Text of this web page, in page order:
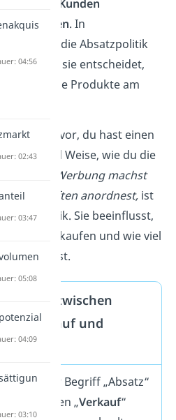
Kunden
. In
ist die Absatzpolitik
weil sie entscheidet,
die Produkte am
Stell dir vor, du hast einen
Die Art und Weise, wie du die
Werbung machst
Zeitschriften anordnest,ist
Absatzpolitik. Sie beeinflusst,
Kunden kaufen und wie viel
du machst.
zwischen
Verkauf und
wird der Begriff „Absatz“
den Begriffen „Verkauf“
04:56
02:43
03:47
05:08
04:09
03:10